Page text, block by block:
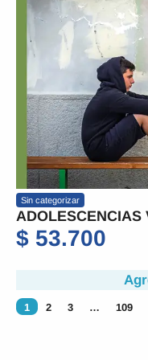
Sin categorizar
ADOLESCENCIAS
$ 53.700
1 2 3 … 109